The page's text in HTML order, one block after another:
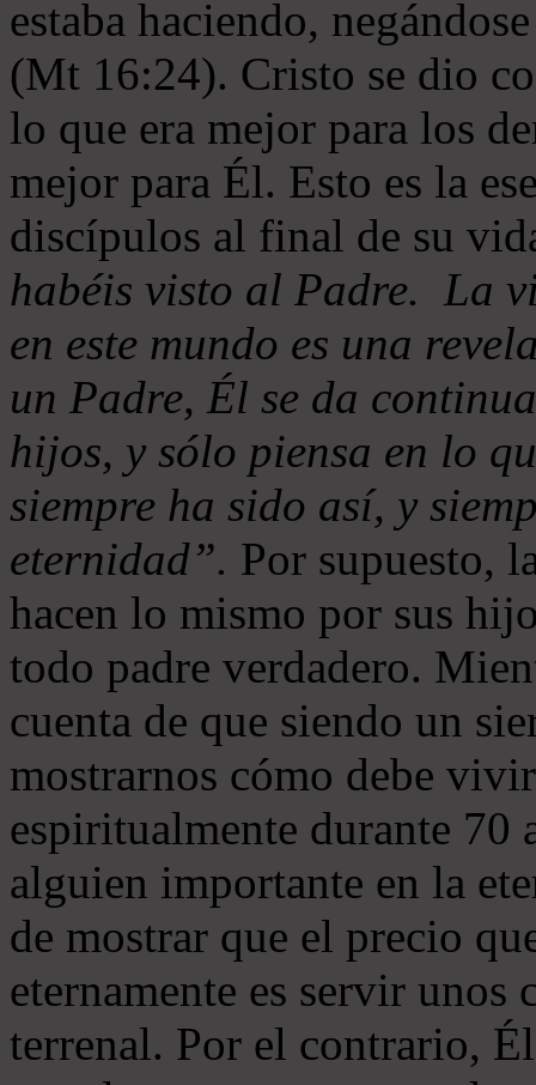
estaba haciendo,
(Mt 16:24). Cristo se dio
lo que era mejor para los
mejor para Él. Esto es la
discípulos al final de su
habéis visto al Padre. La
en este mundo es una
un Padre, Él se da
hijos, y sólo piensa en lo
siempre ha sido así, y
eternidad”. Por supuesto,
hacen lo mismo por sus
todo padre verdadero.
cuenta de que siendo un
mostrarnos cómo debe
espiritualmente durante 70
alguien importante en la
de mostrar que el precio
eternamente es servir unos
terrenal. Por el contrario,